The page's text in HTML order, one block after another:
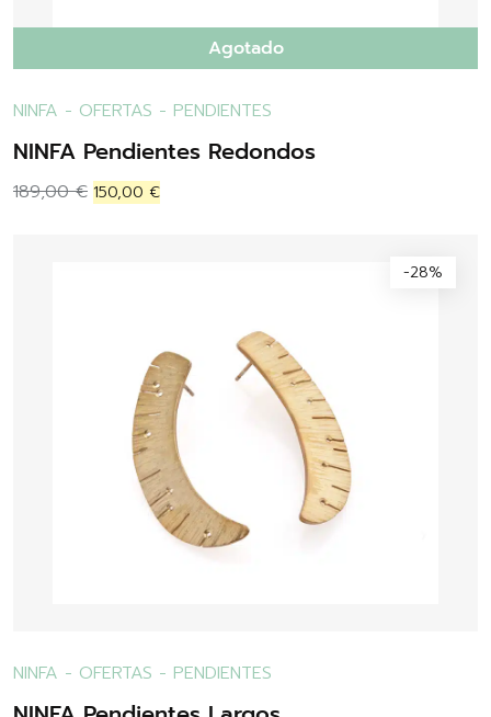
Agotado
NINFA - OFERTAS - PENDIENTES
NINFA Pendientes Redondos
189,00€ 150,00 €
-28%
NINFA - OFERTAS - PENDIENTES